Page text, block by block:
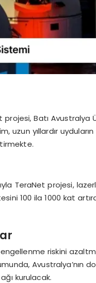
Batı Avustralya
uzun yıllardır
TeraNet projesi,
100 ila 1000 kat
riskini
Avustralya’nın
kurulacak.